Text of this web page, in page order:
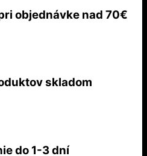
objednávke nad 70€
skladom
do1-3 dní